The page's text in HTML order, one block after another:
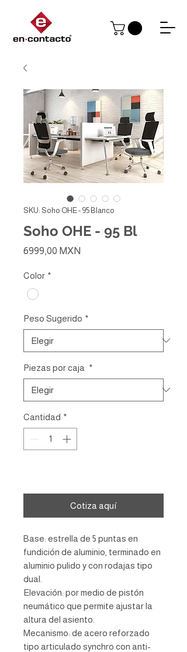
SKU: Soho OHE - 95 Blanco
Soho OHE - 95 Bl
6999,00 MXN
Color *
Peso Sugerido *
Piezas por caja *
Cantidad *
Cotiza aquí
Base: estrella de 5 puntas en
fundición de aluminio, terminado en
aluminio pulido y con rodajas tipo
dual.
Elevación: por medio de pistón
neumático que permite ajustar la
altura del asiento.
Mecanismo: de acero reforzado
tipo articulado synchro con anti-